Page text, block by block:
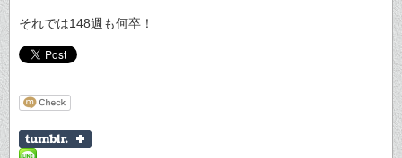
それでは148週も何卒！